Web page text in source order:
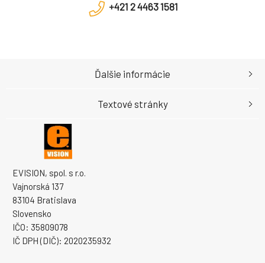
+421 2 4463 1581
EVISION, spol. s r.o.
Vajnorská 137
83104 Bratislava
Slovensko
IČO: 35809078
IČ DPH (DIČ): 2020235932
Ďalšie informácie
Textové stránky